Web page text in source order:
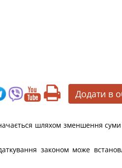
Додати в
шляхом зменшення
законом може